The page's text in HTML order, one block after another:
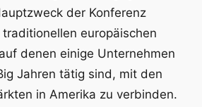
der Konferenz
europäischen
denen einige Unternehmen
Jahren tätig sind, mit den
in Amerika zu verbinden.